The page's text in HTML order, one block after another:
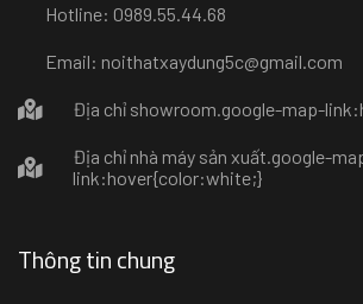
Hotline: 0989.55.44.68
Email: noithatxaydung5c@gmail.com
Địa chỉ showroom.google-map-
Địa chỉ nhà máy sản xuất.google-
link:hover{color:white;}
Thông tin chung